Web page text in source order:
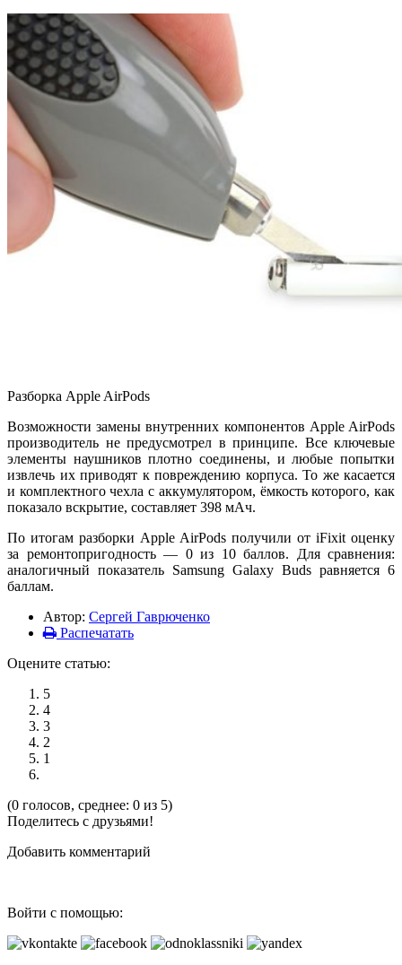
Разборка Apple AirPods
Возможности замены внутренних компонентов Apple AirPods
производитель не предусмотрел в принципе. Все ключевые
элементы наушников плотно соединены, и любые попытки
извлечь их приводят к повреждению корпуса. То же касается
и комплектного чехла с аккумулятором, ёмкость которого, как
показало вскрытие, составляет 398 мАч.
По итогам разборки Apple AirPods получили от iFixit оценку
за ремонтопригодность — 0 из 10 баллов. Для сравнения:
аналогичный показатель Samsung Galaxy Buds равняется 6
баллам.
Автор: Сергей Гаврюченко
Распечатать
Оцените статью:
5
4
3
2
1
(0 голосов, среднее: 0 из 5)
Поделитесь с друзьями!
Добавить комментарий
Войти с помощью: